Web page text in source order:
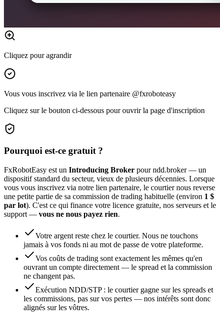
Cliquez pour agrandir
Vous vous inscrivez via le lien partenaire @fxroboteasy
Cliquez sur le bouton ci-dessous pour ouvrir la page d'inscription
Pourquoi est-ce gratuit ?
FxRobotEasy est un Introducing Broker pour ndd.broker — un
dispositif standard du secteur, vieux de plusieurs décennies. Lorsque
vous vous inscrivez via notre lien partenaire, le courtier nous reverse
une petite partie de sa commission de trading habituelle (environ 1 $
par lot). C'est ce qui finance votre licence gratuite, nos serveurs et le
support — vous ne nous payez rien.
Votre argent reste chez le courtier. Nous ne touchons
jamais à vos fonds ni au mot de passe de votre plateforme.
Vos coûts de trading sont exactement les mêmes qu'en
ouvrant un compte directement — le spread et la commission
ne changent pas.
Exécution NDD/STP : le courtier gagne sur les spreads et
les commissions, pas sur vos pertes — nos intérêts sont donc
alignés sur les vôtres.